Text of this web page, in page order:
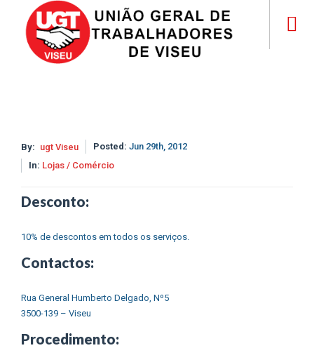
By: ugt Viseu Posted: Jun 29th, 2012
In: Lojas / Comércio
Desconto:
10% de descontos em todos os serviços.
Contactos:
Rua General Humberto Delgado, Nº5
3500-139 – Viseu
Procedimento: